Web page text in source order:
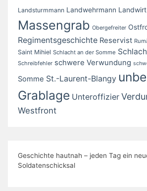
Landsturmmann Landwehrmann Landwirt
Massengrab Obergefreiter
Regimentsgeschichte Reservist
Saint Mihiel Schlacht an der Somme
Schreibfehler schwere Verwundung
Somme St.-Laurent-Blangy
Grablage Unteroffizier
Westfront
Geschichte hautnah – jeden Tag ein
Soldatenschicksal